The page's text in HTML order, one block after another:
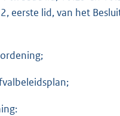
eerste lid, van het